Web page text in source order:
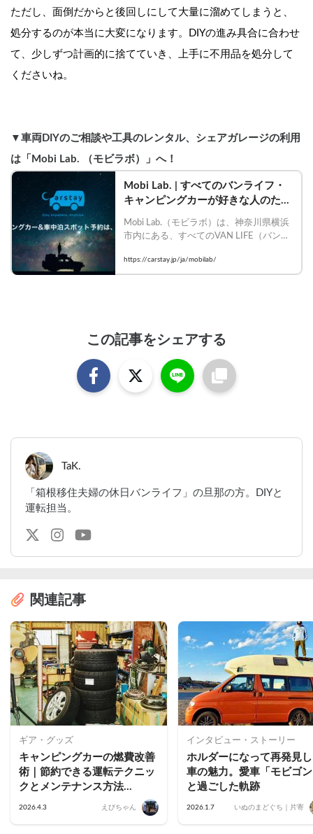
ただし、面倒だからと後回しにして大量に溜めてしまうと、
処分するのが本当に大変になります。DIYの進み具合に合わせ
て、少しずつ計画的に捨てていき、上手に不用品を処分して
くださいね。
▼車両DIYのご相談や工具のレンタル、シェアガレージの利用
は「Mobi Lab. （モビラボ）」へ！
Mobi Lab. | すべてのバンライフ・
キャンピングカーが好きな人のため
Mobi Lab.（モビラボ）は、神奈川県横浜
市内にある、すべてのVAN LIFE（バンラ
https://carstay.jp/ja/mobilab/
この記事をシェアする
TaK.
「箱根移住夫婦の休日バンライフ」の旦那の方。DIYと
運転担当。
関連記事
ギア・グッズ
キャンピングカーの燃費改善
術｜節約できる運転テクニッ
クとメンテナンス方法
2026.4.3 えびちゃん
インタビュー・ストーリー
ホルダーになって再発見
車の魅力。愛車「モビゴ
と過ごした軌跡
2026.1.7 いぬのまどぐち｜片寄